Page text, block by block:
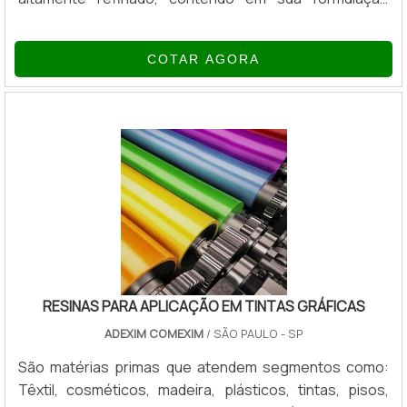
a formação de espuma, o combate contra o desgaste
e a oxidação. O produto possui elevado índice de
viscosidade, indicado para sistemas hidráulicos e de
temperatura. O diferencial fica por conta da alta
aditivação, sendo classificado como HLP .
COTAR AGORA
RESINAS PARA APLICAÇÃO EM TINTAS GRÁFICAS
ADEXIM COMEXIM/ SÃO PAULO - SP
São matérias primas que atendem segmentos como:
Têxtil, cosméticos, madeira, plásticos, tintas, pisos,